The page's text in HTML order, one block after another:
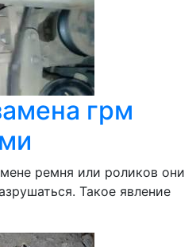
грм
ремня или роликов они
Такое явление